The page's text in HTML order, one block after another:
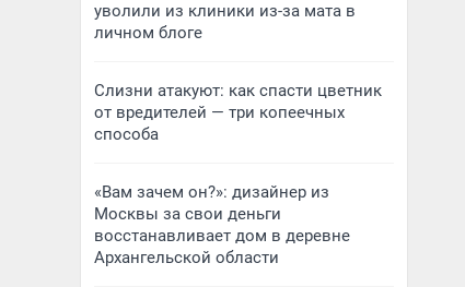
уволили из клиники из-за мата в
личном блоге
Слизни атакуют: как спасти цветник
от вредителей — три копеечных
способа
«Вам зачем он?»: дизайнер из
Москвы за свои деньги
восстанавливает дом в деревне
Архангельской области